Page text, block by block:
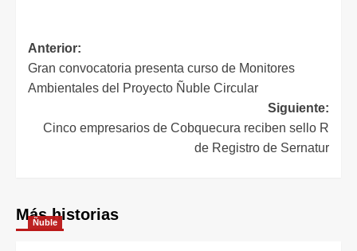
Anterior:
Gran convocatoria presenta curso de Monitores
Ambientales del Proyecto Ñuble Circular
Siguiente:
Cinco empresarios de Cobquecura reciben sello R
de Registro de Sernatur
Más historias
Ñuble